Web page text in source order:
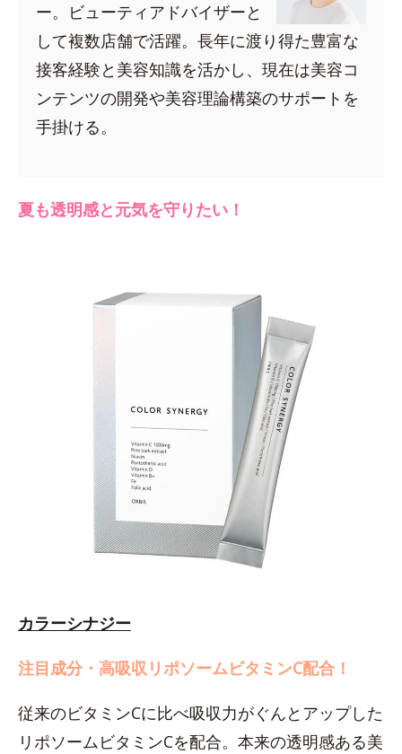
ー。ビューティアドバイザーと
して複数店舗で活躍。長年に渡り得た豊富な
接客経験と美容知識を活かし、現在は美容コ
ンテンツの開発や美容理論構築のサポートを
手掛ける。
夏も透明感と元気を守りたい！
カラーシナジー
注目成分・高吸収リポソームビタミンC配合！
従来のビタミンCに比べ吸収力がぐんとアップした
リポソームビタミンCを配合。本来の透明感ある美